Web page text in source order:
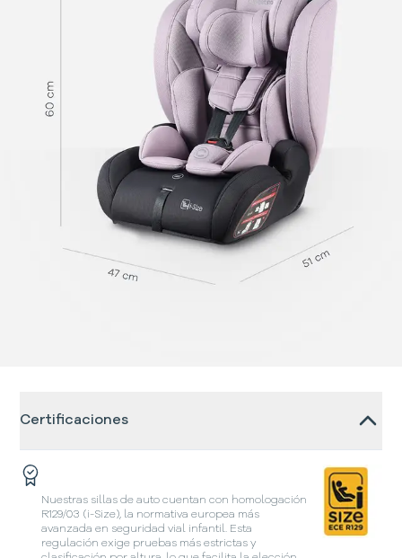
Certificaciones
Nuestras sillas de auto cuentan con homologación
R129/03 (i-Size), la normativa europea más
avanzada en seguridad vial infantil. Esta
regulación exige pruebas más estrictas y